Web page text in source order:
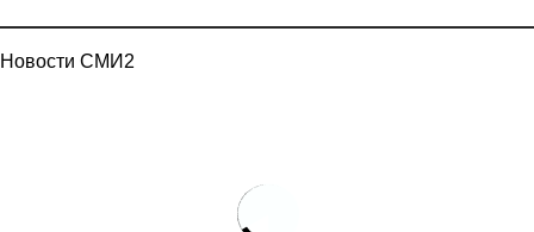
Новости СМИ2